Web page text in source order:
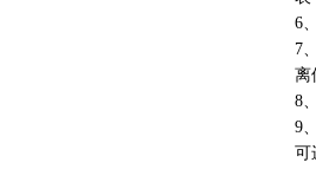
6
7
离
8
9
可